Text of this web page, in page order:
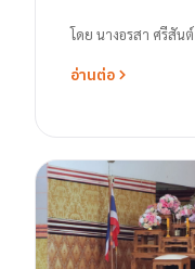
โดย นางอรสา ศรีสันต์
อ่านต่อ